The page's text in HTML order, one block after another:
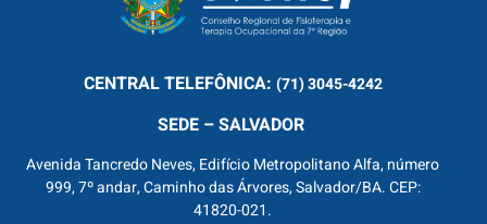
CENTRALTELEFÔNICA: (71) 3045-4242
SEDE – SALVADOR
Avenida Tancredo Neves, Edifício Metropolitano Alfa, número
999, 7º andar, Caminho das Árvores, Salvador/BA. CEP:
41820-021.